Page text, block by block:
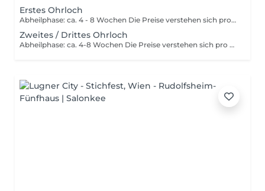
Erstes Ohrloch
Abheilphase: ca. 4 - 8 Wochen Die Preise verstehen sich pro Piercing. Es werden weder Nerven, noch Akupunkturpunkte beschädigt und es fallen auch keine Körperteile ab. Der richtige Winkel, das passende Material und die sterile/hygienische Arbeit sind deshalb Grundvoraussetzung. Nach dem Piercingvorgang ist die richtige Piercingpflege unbedingt zu berücksichtigen. Eine Nachkontrolle ist nach 8-12 Wochen empfohlen.
Zweites / Drittes Ohrloch
Abheilphase: ca. 4-8 Wochen Die Preise verstehen sich pro Piercing. Es werden weder Nerven, noch Akupunkturpunkte beschädigt und es fallen auch keine Körperteile ab. Der richtige Winkel, das passende Material und die sterile/hygienische Arbeit sind deshalb Grundvoraussetzung. Nach dem Piercingvorgang ist die richtige Piercingpflege unbedingt zu berücksichtigen. Eine Nachkontrolle ist nach 8-12 Wochen empfohlen.